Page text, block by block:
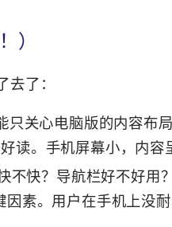
）
去了：
只关心电脑版的内容布
读。手机屏幕小，内容
不快？导航栏好不好用
素。用户在手机上没